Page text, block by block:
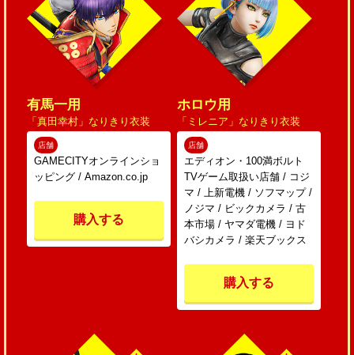
有馬一用
「真田幸村」なりきり衣装
店舗
GAMECITYオンラインショ
ッピング / Amazon.co.jp
購入する
ホロウ用
「ミレニア」なりきり衣装
店舗
エディオン・100満ボルト
TVゲーム取扱い店舗 / コジ
マ / 上新電機 / ソフマップ /
ノジマ / ビックカメラ / 古
本市場 / ヤマダ電機 / ヨド
バシカメラ / 楽天ブックス
購入する